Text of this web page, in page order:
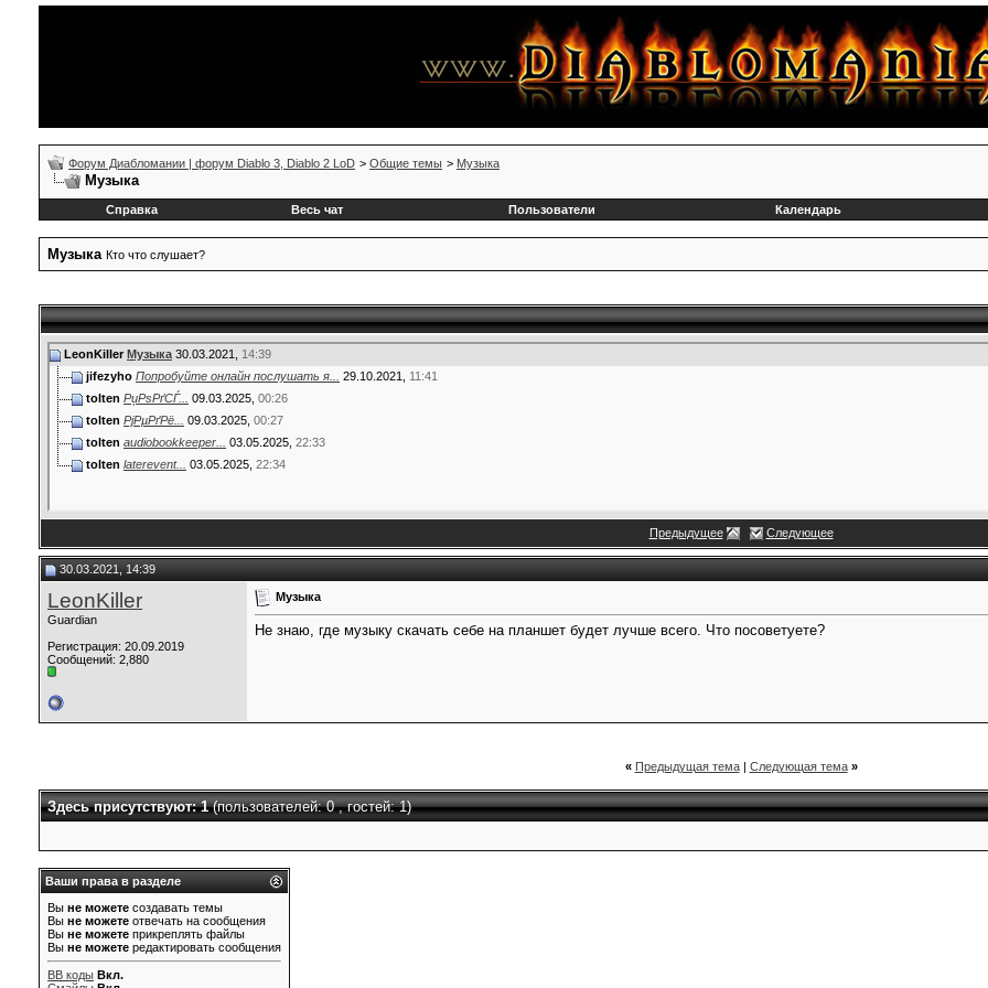
Форум Диабломании | форум Diablo 3, Diablo 2 LoD > Общие темы > Музыка
Музыка
Справка Весь чат Пользователи Календарь
Музыка Кто что слушает?
LeonKiller Музыка 30.03.2021, 14:39
jifezyho Попробуйте онлайн послушать я... 29.10.2021, 11:41
tolten РџРѕРґСЃ... 09.03.2025, 00:26
tolten РјРµРґРё... 09.03.2025, 00:27
tolten audiobookkeeper... 03.05.2025, 22:33
tolten laterevent... 03.05.2025, 22:34
Предыдущее Следующее
30.03.2021, 14:39
LeonKiller
Guardian
Регистрация: 20.09.2019
Сообщений: 2,880
Музыка
Не знаю, где музыку скачать себе на планшет будет лучше всего. Что посоветуете?
« Предыдущая тема| Следующая тема »
Здесь присутствуют: 1(пользователей: 0 , гостей: 1)
Ваши права в разделе
Вы не можете создавать темы
Вы не можете отвечать на сообщения
Вы не можете прикреплять файлы
Вы не можете редактировать сообщения
BB коды Вкл.